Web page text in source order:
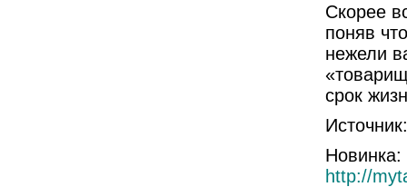
Скорее
поняв
нежели
срок
http://